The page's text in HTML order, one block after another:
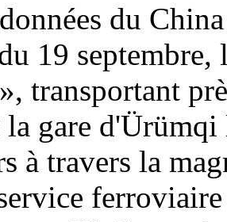
du
19
transportant
gare
à travers la